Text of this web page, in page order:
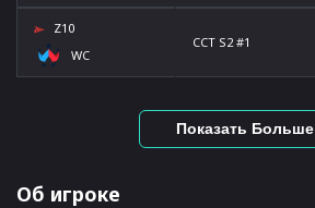
Z10
WC
CCT S2 #1
Показать Больше
Об игроке